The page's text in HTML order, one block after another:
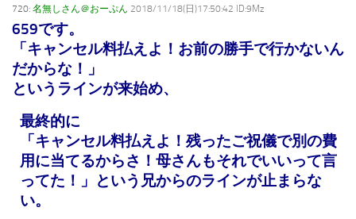
720: 名無しさん＠おーぷん 2018/11/18(日)17:50:42 ID:9Mz
659です。
「キャンセル料払えよ！お前の勝手で行かないん
だからな！」
というラインが来始め、
最終的に
「キャンセル料払えよ！残ったご祝儀で別の費
用に当てるからさ！母さんもそれでいいって言
ってた！」という兄からのラインが止まらな
い。